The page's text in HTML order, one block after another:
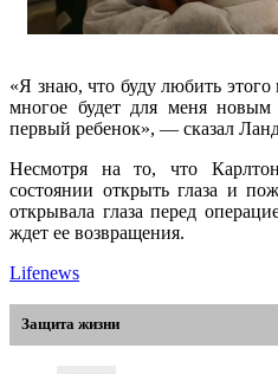
«Я знаю, что буду любить
многое будет для меня
первый ребенок», — сказал
Несмотря на то, что
состоянии открыть глаза и
открывала глаза перед
ждет ее возвращения.
Lifenews
Защита жизни